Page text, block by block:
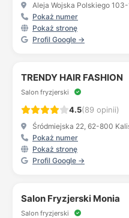
Aleja Wojska Polskiego
Pokaż numer
Pokaż stronę
Profil Google →
TRENDY HAIR FASHION
Salon fryzjerski
4.5(89 opinii)
Śródmiejska 22, 62-800
Pokaż numer
Pokaż stronę
Profil Google →
Salon Fryzjerski Monia
Salon fryzjerski